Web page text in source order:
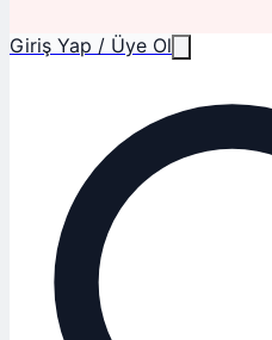
Giriş Yap / Üye Ol